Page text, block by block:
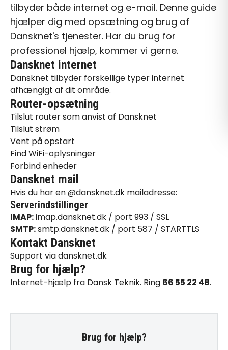
tilbyder både internet og e-mail. Denne guide
hjælper dig med opsætning og brug af
Dansknet's tjenester. Har du brug for
professionel hjælp, kommer vi gerne.
Dansknet internet
Dansknet tilbyder forskellige typer internet
afhængigt af dit område.
Router-opsætning
Tilslut router som anvist af Dansknet
Tilslut strøm
Vent på opstart
Find WiFi-oplysninger
Forbind enheder
Dansknet mail
Hvis du har en @dansknet.dk mailadresse:
Serverindstillinger
IMAP:imap.dansknet.dk / port 993 / SSL
SMTP:smtp.dansknet.dk / port 587 / STARTTLS
Kontakt Dansknet
Support via dansknet.dk
Brug for hjælp?
Internet-hjælp fra Dansk Teknik. Ring 66 55 22 48.
Brug for hjælp?